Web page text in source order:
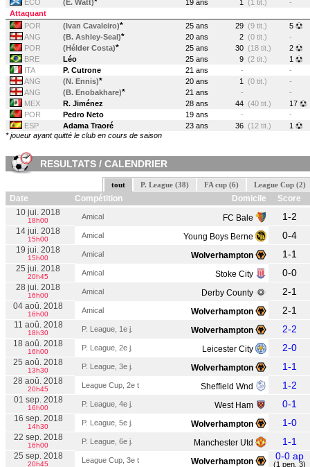
ECO
(E. Watt)* 19 ans 1 (1 tit.)
-
Attaquant
POR
(Ivan Cavaleiro)* 25 ans 29 (9 tit.)
5
ANG
(B. Ashley-Seal)* 20 ans 2 (0 tit.)
-
POR
(Hélder Costa)* 25 ans 30 (18 tit.)
2
BRE
Léo 25 ans 9 (2 tit.)
1
ITA
P. Cutrone 21 ans -
-
ANG
(N. Ennis)* 20 ans 1 (0 tit.)
-
ANG
(B. Enobakhare)* 21 ans -
-
MEX
R. Jiménez 28 ans 44 (40 tit.)
17
POR
Pedro Neto 19 ans -
-
ESP
Adama Traoré 23 ans 36 (12 tit.)
1
* joueur ayant quitté le club en cours de saison
RESULTATS / CALENDRIER
tout P. League (38) FA cup (6) League Cup (2)
Date Compétition Domicile
Score
10 jui. 2018
18h00 Amical FC Bale 1-2
14 jui. 2018
15h00 Amical Young Boys Berne 0-4
19 jui. 2018
15h00 Amical Wolverhampton 1-1
25 jui. 2018
20h45 Amical Stoke City 0-0
28 jui. 2018
16h00 Amical Derby County 2-1
04 aoû. 2018
16h00 Amical Wolverhampton 2-1
11 aoû. 2018
18h30 P. League, 1e j. Wolverhampton 2-2
18 aoû. 2018
16h00 P. League, 2e j. Leicester City 2-0
25 aoû. 2018
13h30 P. League, 3e j. Wolverhampton 1-1
28 aoû. 2018
20h45 League Cup, 2e t Sheffield Wnd 1-2
01 sep. 2018
16h00 P. League, 4e j. West Ham 0-1
16 sep. 2018
14h30 P. League, 5e j. Wolverhampton 1-0
22 sep. 2018
16h00 P. League, 6e j. Manchester Utd 1-1
25 sep. 2018
20h45 League Cup, 3e t Wolverhampton 0-0 ap
(1 pen. 3)